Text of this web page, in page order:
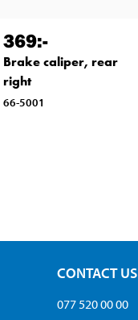
369:-
Brake caliper, rear
right
66-5001
CONTACT US
077 520 00 00